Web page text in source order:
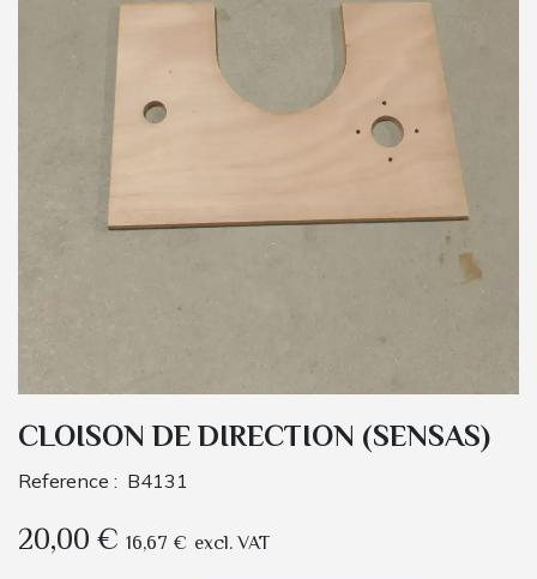
CLOISON DE DIRECTION (SENSAS)
Reference : B4131
20,00€ 16,67 € excl. VAT